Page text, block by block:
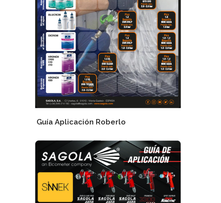
Guía Aplicación Roberlo